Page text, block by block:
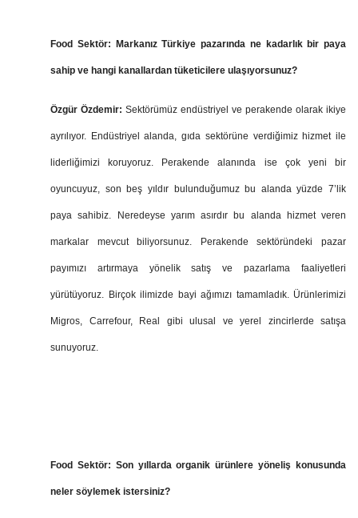
Food Sektör: Markanız Türkiye pazarında ne kadarlık bir paya
sahip ve hangi kanallardan tüketicilere ulaşıyorsunuz?
Özgür Özdemir: Sektörümüz endüstriyel ve perakende olarak ikiye
ayrılıyor. Endüstriyel alanda, gıda sektörüne verdiğimiz hizmet ile
liderliğimizi koruyoruz. Perakende alanında ise çok yeni bir
oyuncuyuz, son beş yıldır bulunduğumuz bu alanda yüzde 7’lik
paya sahibiz. Neredeyse yarım asırdır bu alanda hizmet veren
markalar mevcut biliyorsunuz. Perakende sektöründeki pazar
payımızı artırmaya yönelik satış ve pazarlama faaliyetleri
yürütüyoruz. Birçok ilimizde bayi ağımızı tamamladık. Ürünlerimizi
Migros, Carrefour, Real gibi ulusal ve yerel zincirlerde satışa
sunuyoruz.
Food Sektör: Son yıllarda organik ürünlere yöneliş konusunda
neler söylemek istersiniz?